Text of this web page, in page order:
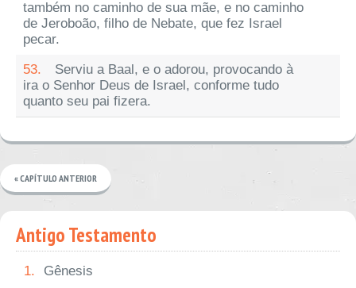
também no caminho de sua mãe, e no caminho
de Jeroboão, filho de Nebate, que fez Israel
pecar.
53.
Serviu a Baal, e o adorou, provocando à
ira o Senhor Deus de Israel, conforme tudo
quanto seu pai fizera.
« CAPÍTULO ANTERIOR
Antigo Testamento
1.
Gênesis